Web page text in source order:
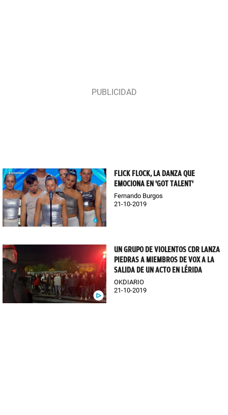
FLICK FLOCK, LA DANZA QUE
EMOCIONA EN 'GOT TALENT'
Fernando Burgos
21-10-2019
UN GRUPO DE VIOLENTOS CDR LANZA
PIEDRAS A MIEMBROS DE VOX A LA
SALIDA DE UN ACTO EN LÉRIDA
OKDIARIO
21-10-2019